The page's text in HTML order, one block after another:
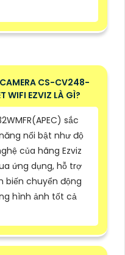
CS-CV248-
WIFI EZVIZ LÀ GÌ?
sắc
nổi bật như độ
của hãng Ezviz
ứng dụng, hỗ trợ
biến chuyển động
hình ảnh tốt cả